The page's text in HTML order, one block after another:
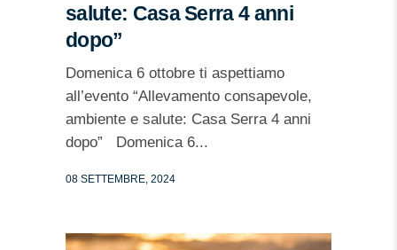
salute: Casa Serra 4 anni
dopo”
Domenica 6 ottobre ti aspettiamo
all’evento “Allevamento consapevole,
ambiente e salute: Casa Serra 4 anni
dopo” Domenica 6...
08 SETTEMBRE, 2024